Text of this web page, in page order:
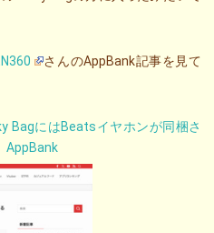
さんのAppBank記事を見て
BagにはBeatsイヤホンが同梱さ
AppBank